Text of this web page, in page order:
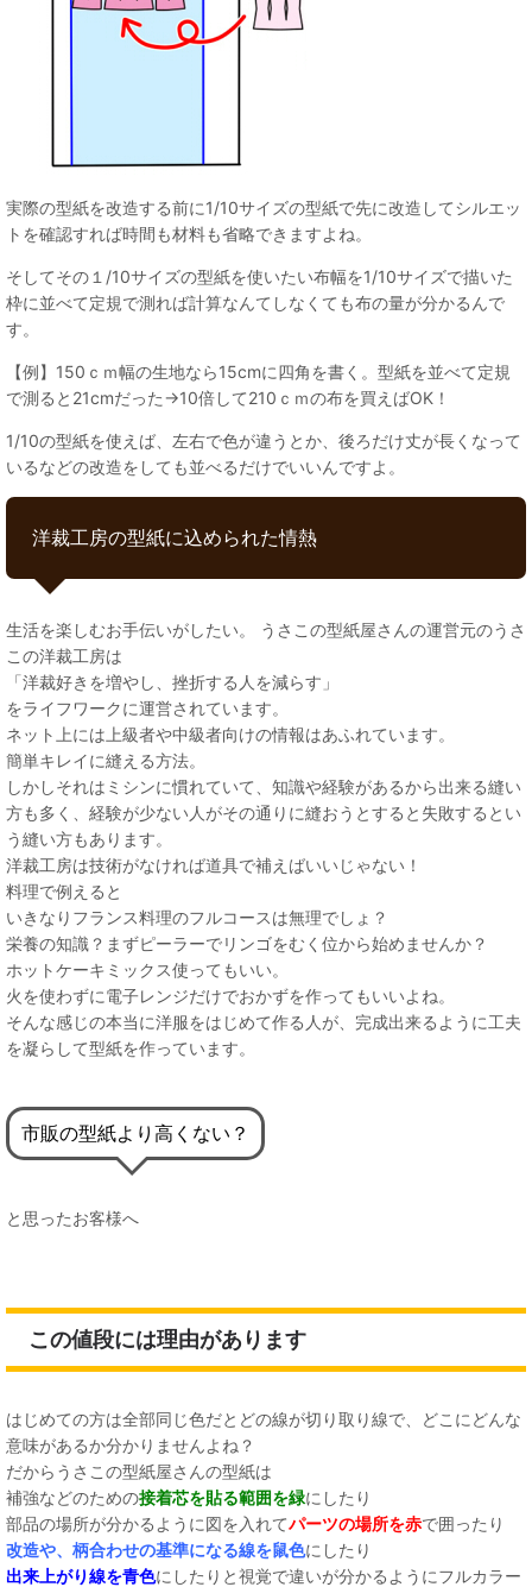
実際の型紙を改造する前に1/10サイズの型紙で先に改造してシルエッ
トを確認すれば時間も材料も省略できますよね。
そしてその１/10サイズの型紙を使いたい布幅を1/10サイズで描いた
枠に並べて定規で測れば計算なんてしなくても布の量が分かるんで
す。
【例】150ｃｍ幅の生地なら15cmに四角を書く。型紙を並べて定規
で測ると21cmだった→10倍して210ｃｍの布を買えばOK！
1/10の型紙を使えば、左右で色が違うとか、後ろだけ丈が長くなって
いるなどの改造をしても並べるだけでいいんですよ。
洋裁工房の型紙に込められた情熱
生活を楽しむお手伝いがしたい。 うさこの型紙屋さんの運営元のうさ
この洋裁工房は
「洋裁好きを増やし、挫折する人を減らす」
をライフワークに運営されています。
ネット上には上級者や中級者向けの情報はあふれています。
簡単キレイに縫える方法。
しかしそれはミシンに慣れていて、知識や経験があるから出来る縫い
方も多く、経験が少ない人がその通りに縫おうとすると失敗するとい
う縫い方もあります。
洋裁工房は技術がなければ道具で補えばいいじゃない！
料理で例えると
いきなりフランス料理のフルコースは無理でしょ？
栄養の知識？まずピーラーでリンゴをむく位から始めませんか？
ホットケーキミックス使ってもいい。
火を使わずに電子レンジだけでおかずを作ってもいいよね。
そんな感じの本当に洋服をはじめて作る人が、完成出来るように工夫
を凝らして型紙を作っています。
市販の型紙より高くない？
と思ったお客様へ
この値段には理由があります
はじめての方は全部同じ色だとどの線が切り取り線で、どこにどんな
意味があるか分かりませんよね？
だからうさこの型紙屋さんの型紙は
補強などのための接着芯を貼る範囲を緑にしたり
部品の場所が分かるように図を入れてパーツの場所を赤で囲ったり
改造や、柄合わせの基準になる線を鼠色にしたり
出来上がり線を青色にしたりと視覚で違いが分かるようにフルカラー